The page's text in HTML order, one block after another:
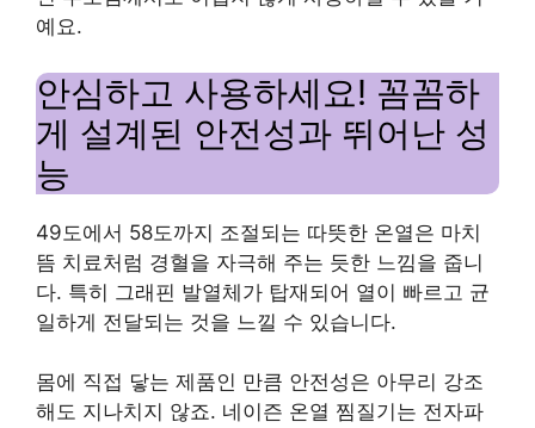
예요.
안심하고 사용하세요! 꼼꼼하
게 설계된 안전성과 뛰어난 성
능
49도에서 58도까지 조절되는 따뜻한 온열은 마치
뜸 치료처럼 경혈을 자극해 주는 듯한 느낌을 줍니
다. 특히 그래핀 발열체가 탑재되어 열이 빠르고 균
일하게 전달되는 것을 느낄 수 있습니다.
몸에 직접 닿는 제품인 만큼 안전성은 아무리 강조
해도 지나치지 않죠. 네이즌 온열 찜질기는 전자파